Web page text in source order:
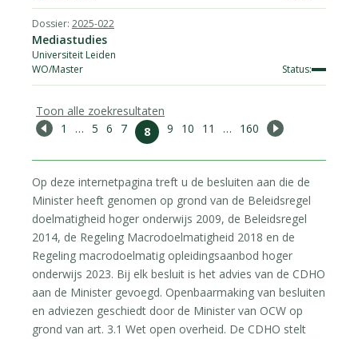
2025-022
Universiteit Leiden
Mediastudies
WO/Master
Toon alle zoekresultaten
Previous
1 … 5 6 7 8 9 10 11 … 160
Op deze internetpagina treft u de besluiten aan die de
Minister heeft genomen op grond van de Beleidsregel
doelmatigheid hoger onderwijs 2009, de Beleidsregel
2014, de Regeling Macrodoelmatigheid 2018 en de
Regeling macrodoelmatig opleidingsaanbod hoger
onderwijs 2023. Bij elk besluit is het advies van de CDHO
aan de Minister gevoegd. Openbaarmaking van besluiten
en adviezen geschiedt door de Minister van OCW op
grond van art. 3.1 Wet open overheid. De CDHO stelt